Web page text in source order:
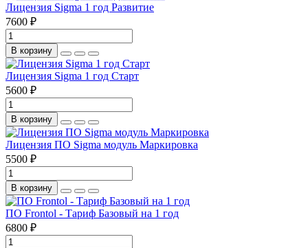
Лицензия Sigma 1 год Развитие
7600 ₽
В корзину
Лицензия Sigma 1 год Старт
5600 ₽
В корзину
Лицензия ПО Sigma модуль Маркировка
5500 ₽
В корзину
ПО Frontol - Тариф Базовый на 1 год
6800 ₽